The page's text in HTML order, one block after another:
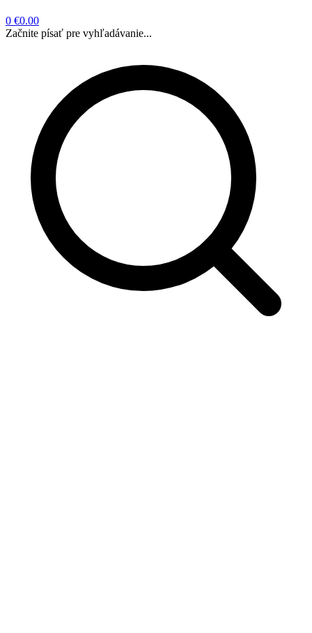
0 €0.00
Začnite písať pre vyhľadávanie...